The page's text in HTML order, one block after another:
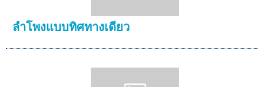
ลำโพงแบบทิศทางเดียว